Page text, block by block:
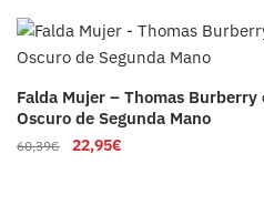
Falda Mujer – Thomas Burberry
Oscuro de Segunda Mano
60,39€ 22,95€